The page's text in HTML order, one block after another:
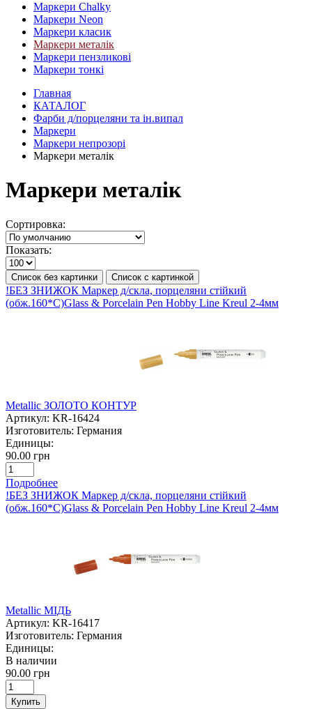
Маркери Chalky
Маркери Neon
Маркери класик
Маркери металік
Маркери пензликові
Маркери тонкі
Главная
КАТАЛОГ
Фарби д/порцеляни та ін.випал
Маркери
Маркери непрозорі
Маркери металік
Маркери металік
Сортировка:
Показать:
Список без картинки Список с картинкой
!БЕЗ ЗНИЖОК Маркер д/скла, порцеляни стійкий
(обж.160*С)Glass & Porcelain Pen Hobby Line Kreul 2-4мм
Metallic ЗОЛОТО КОНТУР
Артикул: KR-16424
Изготовитель: Германия
Единицы:
90.00 грн
Подробнее
!БЕЗ ЗНИЖОК Маркер д/скла, порцеляни стійкий
(обж.160*С)Glass & Porcelain Pen Hobby Line Kreul 2-4мм
Metallic МІДЬ
Артикул: KR-16417
Изготовитель: Германия
Единицы:
В наличии
90.00 грн
Купить